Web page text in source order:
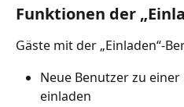
Funktionen der
Gäste mit der „Einladen“-
Neue Benutzer zu
einladen